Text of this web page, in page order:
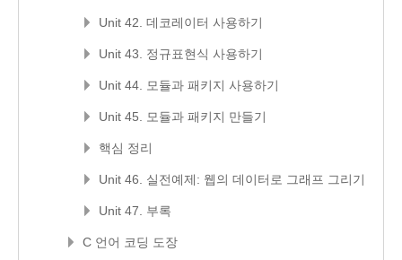
Unit 42. 데코레이터 사용하기
Unit 43. 정규표현식 사용하기
Unit 44. 모듈과 패키지 사용하기
Unit 45. 모듈과 패키지 만들기
핵심 정리
Unit 46. 실전예제: 웹의 데이터로 그래프 그리기
Unit 47. 부록
C 언어 코딩 도장